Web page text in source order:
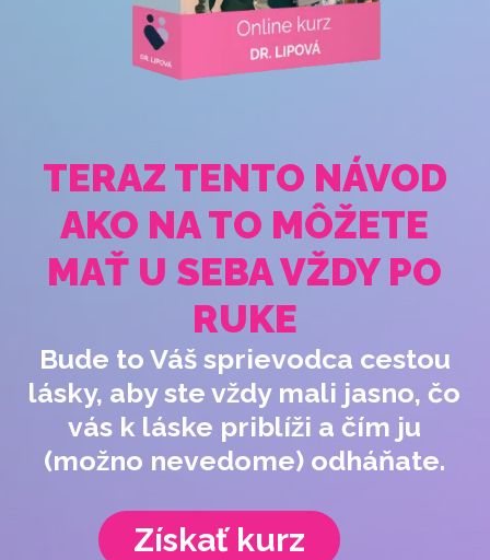
TERAZ TENTO NÁVOD
AKO NA TO MÔŽETE
MAŤ U SEBA VŽDY PO
RUKE
Bude to Váš sprievodca cestou
lásky, aby ste vždy mali jasno, čo
vás k láske priblíži a čím ju
(možno nevedome) odháňate.
Získať kurz